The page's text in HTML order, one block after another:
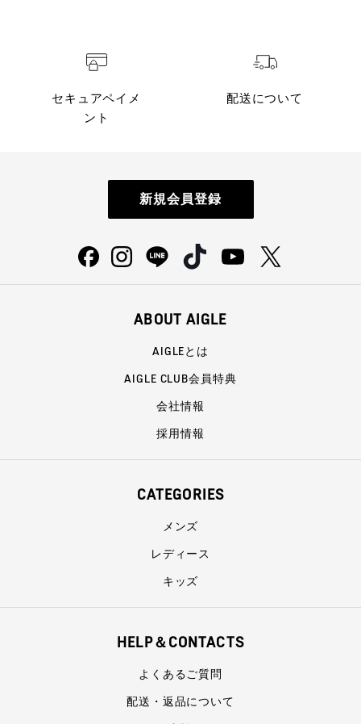
セキュアペイメ
ント
配送について
新規会員登録
ABOUT AIGLE
AIGLEとは
AIGLE CLUB会員特典
会社情報
採用情報
CATEGORIES
メンズ
レディース
キッズ
HELP＆CONTACTS
よくあるご質問
配送・返品について